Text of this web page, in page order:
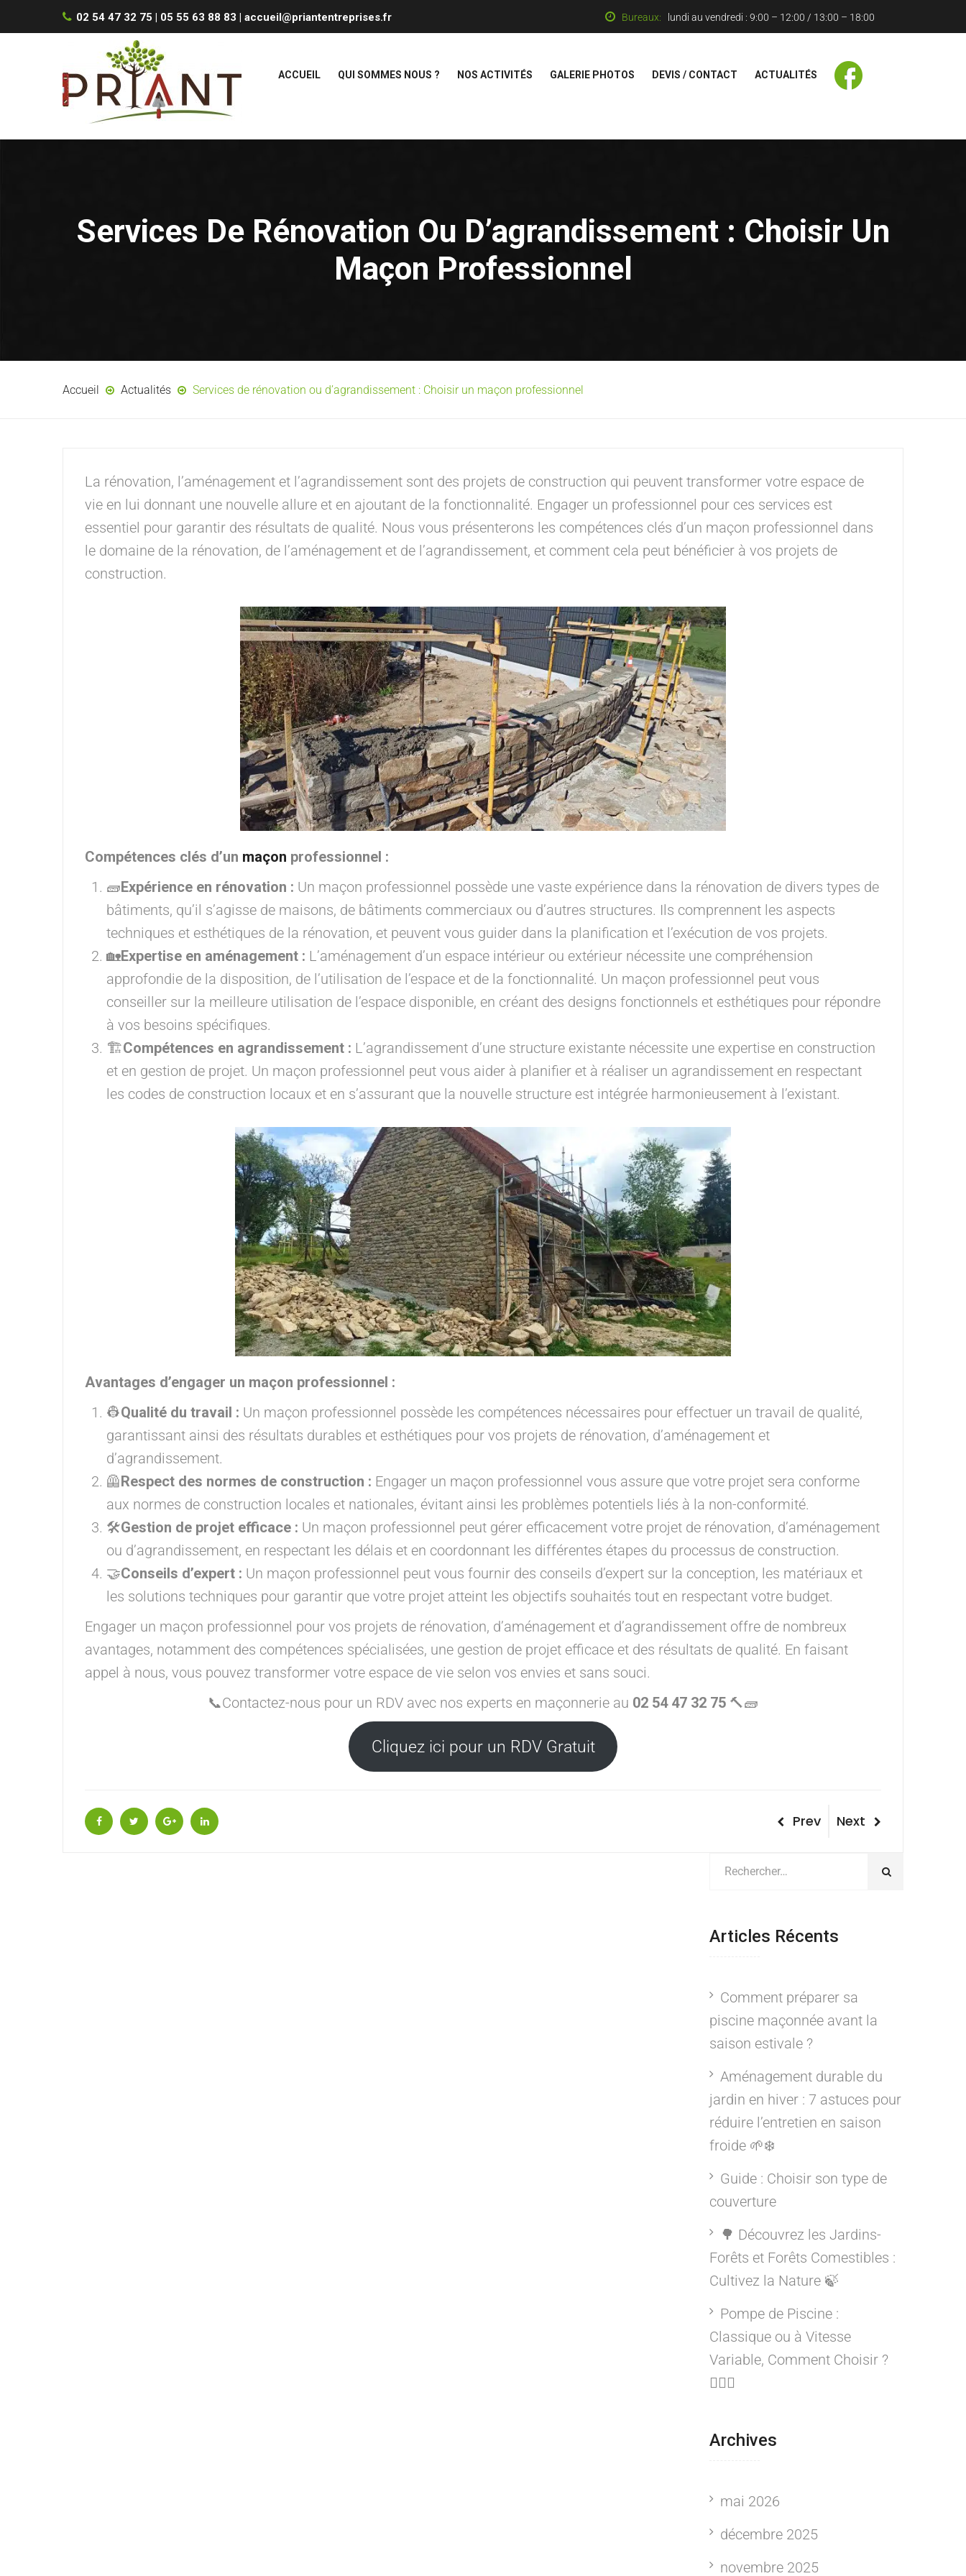
02 54 47 32 75 | 05 55 63 88 83 | accueil@priantentreprises.fr Bureaux: lundi au vendredi : 9:00 – 12:00 / 13:00 – 18:00
ACCUEIL QUI SOMMES NOUS ? NOS ACTIVITÉS GALERIE PHOTOS DEVIS / CONTACT ACTUALITÉS
Services De Rénovation Ou D’agrandissement : Choisir Un
Maçon Professionnel
Accueil Actualités Services de rénovation ou d’agrandissement : Choisir un maçon professionnel
La rénovation, l’aménagement et l’agrandissement sont des projets de construction qui peuvent transformer votre espace de
vie en lui donnant une nouvelle allure et en ajoutant de la fonctionnalité. Engager un professionnel pour ces services est
essentiel pour garantir des résultats de qualité. Nous vous présenterons les compétences clés d’un maçon professionnel dans
le domaine de la rénovation, de l’aménagement et de l’agrandissement, et comment cela peut bénéficier à vos projets de
construction.
Compétences clés d’un maçon professionnel :
🧱Expérience en rénovation : Un maçon professionnel possède une vaste expérience dans la rénovation de divers types de
bâtiments, qu’il s’agisse de maisons, de bâtiments commerciaux ou d’autres structures. Ils comprennent les aspects
techniques et esthétiques de la rénovation, et peuvent vous guider dans la planification et l’exécution de vos projets.
🏡Expertise en aménagement : L’aménagement d’un espace intérieur ou extérieur nécessite une compréhension
approfondie de la disposition, de l’utilisation de l’espace et de la fonctionnalité. Un maçon professionnel peut vous
conseiller sur la meilleure utilisation de l’espace disponible, en créant des designs fonctionnels et esthétiques pour répondre
à vos besoins spécifiques.
🏗️Compétences en agrandissement : L’agrandissement d’une structure existante nécessite une expertise en construction
et en gestion de projet. Un maçon professionnel peut vous aider à planifier et à réaliser un agrandissement en respectant
les codes de construction locaux et en s’assurant que la nouvelle structure est intégrée harmonieusement à l’existant.
Avantages d’engager un maçon professionnel :
👷Qualité du travail : Un maçon professionnel possède les compétences nécessaires pour effectuer un travail de qualité,
garantissant ainsi des résultats durables et esthétiques pour vos projets de rénovation, d’aménagement et
d’agrandissement.
🦺Respect des normes de construction : Engager un maçon professionnel vous assure que votre projet sera conforme
aux normes de construction locales et nationales, évitant ainsi les problèmes potentiels liés à la non-conformité.
🛠️Gestion de projet efficace : Un maçon professionnel peut gérer efficacement votre projet de rénovation, d’aménagement
ou d’agrandissement, en respectant les délais et en coordonnant les différentes étapes du processus de construction.
🤝Conseils d’expert : Un maçon professionnel peut vous fournir des conseils d’expert sur la conception, les matériaux et
les solutions techniques pour garantir que votre projet atteint les objectifs souhaités tout en respectant votre budget.
Engager un maçon professionnel pour vos projets de rénovation, d’aménagement et d’agrandissement offre de nombreux
avantages, notamment des compétences spécialisées, une gestion de projet efficace et des résultats de qualité. En faisant
appel à nous, vous pouvez transformer votre espace de vie selon vos envies et sans souci.
📞Contactez-nous pour un RDV avec nos experts en maçonnerie au 02 54 47 32 75 🔨🧱
Cliquez ici pour un RDV Gratuit
Navigation
l’article
Previous
Prev
Next
Next
Articles Récents
Comment préparer sa
piscine maçonnée avant la
saison estivale ?
Aménagement durable du
jardin en hiver : 7 astuces pour
réduire l’entretien en saison
froide 🌱❄️
Guide : Choisir son type de
couverture
🌳 Découvrez les Jardins-
Forêts et Forêts Comestibles :
Cultivez la Nature 🍃
Pompe de Piscine :
Classique ou à Vitesse
Variable, Comment Choisir ?
🏊‍♂️💦
Archives
mai 2026
décembre 2025
novembre 2025